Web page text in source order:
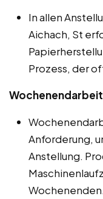
In allen
Aichach, St
Prozess, der
Anforderung,
Anstellung.
Wochenenden.